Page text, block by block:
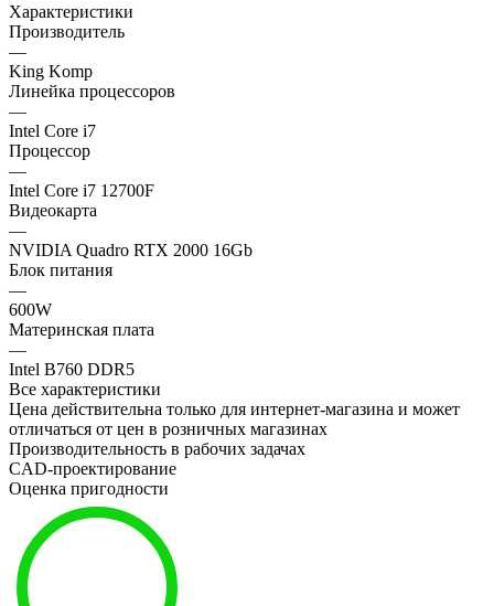
Характеристики
Производитель
—
King Komp
Линейка процессоров
—
Intel Core i7
Процессор
—
Intel Core i7 12700F
Видеокарта
—
NVIDIA Quadro RTX 2000 16Gb
Блок питания
—
600W
Материнская плата
—
Intel B760 DDR5
Все характеристики
Цена действительна только для интернет-магазина и может
отличаться от цен в розничных магазинах
Производительность в рабочих задачах
CAD-проектирование
Оценка пригодности